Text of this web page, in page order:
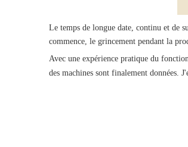
Le temps de longue date, continu et de
commence, le grincement pendant la
Avec une expérience pratique du
des machines sont finalement données.